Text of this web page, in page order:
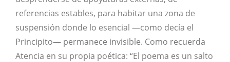
referencias estables, para habitar una zona de
suspensión donde lo esencial —como decía el
Principito— permanece invisible. Como recuerda
Atencia en su propia poética: “El poema es un salto